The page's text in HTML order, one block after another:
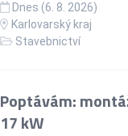
Dnes (6. 8. 2026)
Karlovarský kraj
Stavebnictví
Poptávám:
17 kW